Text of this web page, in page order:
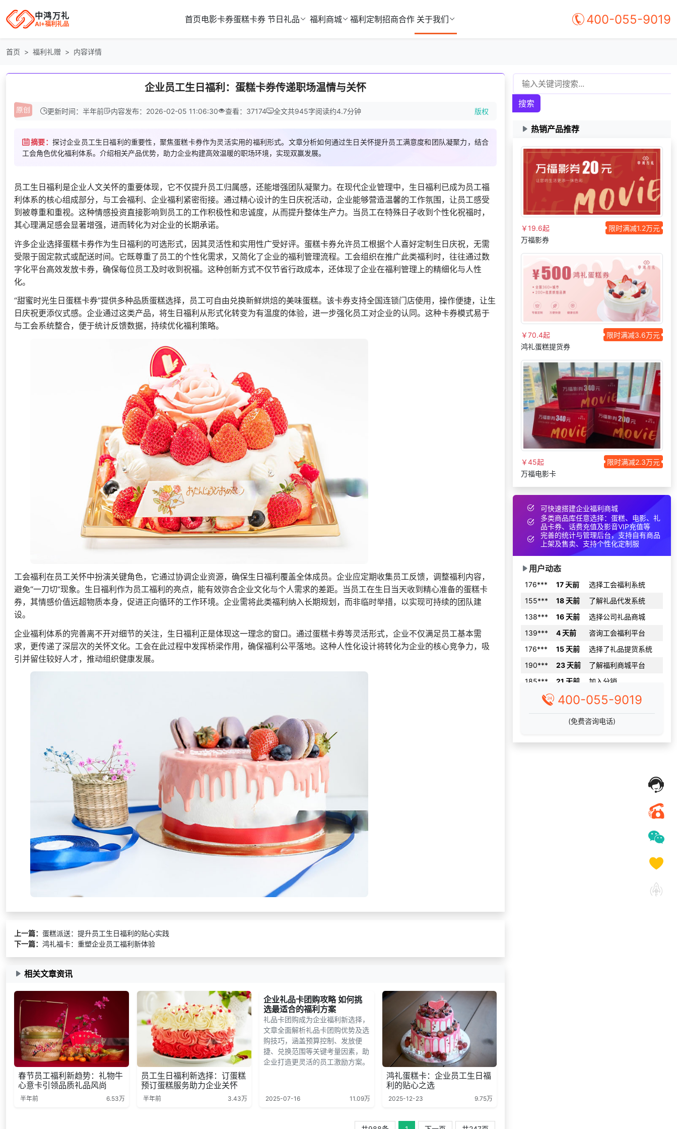
中鸿万礼
AI+福利礼品 首页电影卡券蛋糕卡券 节日礼品 福利商城 福利定制 招商合作 关于我们 400-055-9019
首页 福利礼赠 内容详情
企业员工生日福利：蛋糕卡券传递职场温情与关怀
更新时间：半年前 内容发布：2026-02-05 11:06:30 查看：37174 全文共945字阅读约4.7分钟 版权
摘要： 探讨企业员工生日福利的重要性，聚焦蛋糕卡券作为灵活实用的福利形式。文章分析如何通过生日关怀提升员工满意度和团队凝聚力，结合
工会角色优化福利体系。介绍相关产品优势，助力企业构建高效温暖的职场环境，实现双赢发展。
员工生日福利是企业人文关怀的重要体现，它不仅提升员工归属感，还能增强团队凝聚力。在现代企业管理中，生日福利已成为员工福
利体系的核心组成部分，与工会福利、企业福利紧密衔接。通过精心设计的生日庆祝活动，企业能够营造温馨的工作氛围，让员工感受
到被尊重和重视。这种情感投资直接影响到员工的工作积极性和忠诚度，从而提升整体生产力。当员工在特殊日子收到个性化祝福时，
其心理满足感会显著增强，进而转化为对企业的长期承诺。
许多企业选择蛋糕卡券作为生日福利的可选形式，因其灵活性和实用性广受好评。蛋糕卡券允许员工根据个人喜好定制生日庆祝，无需
受限于固定款式或配送时间。它既尊重了员工的个性化需求，又简化了企业的福利管理流程。工会组织在推广此类福利时，往往通过数
字化平台高效发放卡券，确保每位员工及时收到祝福。这种创新方式不仅节省行政成本，还体现了企业在福利管理上的精细化与人性
化。
“甜蜜时光生日蛋糕卡券”提供多种品质蛋糕选择，员工可自由兑换新鲜烘焙的美味蛋糕。该卡券支持全国连锁门店使用，操作便捷，让生
日庆祝更添仪式感。企业通过这类产品，将生日福利从形式化转变为有温度的体验，进一步强化员工对企业的认同。这种卡券模式易于
与工会系统整合，便于统计反馈数据，持续优化福利策略。
工会福利在员工关怀中扮演关键角色，它通过协调企业资源，确保生日福利覆盖全体成员。企业应定期收集员工反馈，调整福利内容，
避免“一刀切”现象。生日福利作为员工福利的亮点，能有效弥合企业文化与个人需求的差距。当员工在生日当天收到精心准备的蛋糕卡
券，其情感价值远超物质本身，促进正向循环的工作环境。企业需将此类福利纳入长期规划，而非临时举措，以实现可持续的团队建
设。
企业福利体系的完善离不开对细节的关注，生日福利正是体现这一理念的窗口。通过蛋糕卡券等灵活形式，企业不仅满足员工基本需
求，更传递了深层次的关怀文化。工会在此过程中发挥桥梁作用，确保福利公平落地。这种人性化设计将转化为企业的核心竞争力，吸
引并留住较好人才，推动组织健康发展。
上一篇： 蛋糕派送：提升员工生日福利的贴心实践
下一篇： 鸿礼福卡：重塑企业员工福利新体验
相关文章资讯
春节员工福利新趋势：礼物牛
心意卡引领品质礼品风尚
半年前 6.53万
员工生日福利新选择：订蛋糕
预订蛋糕服务助力企业关怀
半年前 3.43万
企业礼品卡团购攻略 如何挑
选最适合的福利方案
礼品卡团购成为企业福利新选择，
文章全面解析礼品卡团购优势及选
购技巧，涵盖预算控制、发放便
捷、兑换范围等关键考量因素，助
企业打造更灵活的员工激励方案。
2025-07-16 11.09万
鸿礼蛋糕卡：企业员工生日福
利的贴心之选
2025-12-23 9.75万
搜索
热销产品推荐
￥19.6起
限时满减1.2万元
万福影券
￥70.4起
限时满减3.6万元
鸿礼蛋糕提货券
￥45起
限时满减2.3万元
万福电影卡
可快速搭建企业福利商城
多类商品库任意选择：蛋糕、电影、礼
品卡券、话费充值及影音VIP充值等
完善的统计与管理后台，支持自有商品
上架及售卖、支持个性化定制服
用户动态
131*** 11 天前
选择定制礼品商城
138***
了解礼品代发系统
196***
133*** 24 天前
发
186***
24 天前
选择福利发放系统
198***
7 天前
选择礼品卡商城系统
137***
14 天前
咨询工会福利平台
176***
17 天前
155***
18 天前
了解礼品代发系统
138***
16 天前
选择公司礼品商城
139***
4 天前
咨询工会福利平台
176***
15 天前
选择了礼品提货系统
190***
23 天前
了解福利商城平台
185***
21 天前
加入分销
150***
17 天前
选择公司礼品商城
138***
25 天前
加入礼品平台
11 天前
选择定制礼品商城
选择礼品卡商城系统
131*** 11 天前
选择定制礼品商城
138***
18 天前 了解礼品代发系统
29 天前
获取礼品商城搭建资
料
133***
咨询积分兑换商城开
198***
7 天前
选择礼品卡商城系统
137***
14 天前
咨询工会福利平台
选择工会福利系统
155***
18 天前
了解礼品代发系统
138***
选择公司礼品商城
139***
4 天前
176***
15 天前
选择了礼品提货系统
190***
23 天前
了解福利商城平台
185***
21 天前
加入分销
150***
17 天前
选择公司礼品商城
138***
25 天前 加入礼品平台
400-055-9019
(免费咨询电话)